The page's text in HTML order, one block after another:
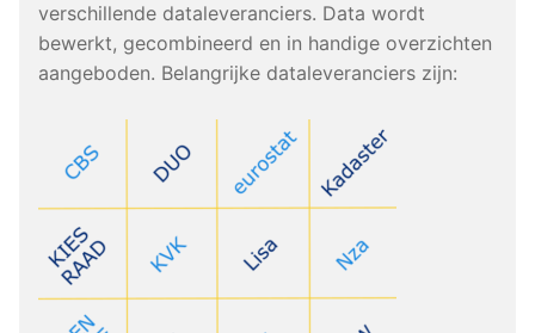
verschillende dataleveranciers. Data wordt
bewerkt, gecombineerd en in handige overzichten
aangeboden. Belangrijke dataleveranciers zijn: